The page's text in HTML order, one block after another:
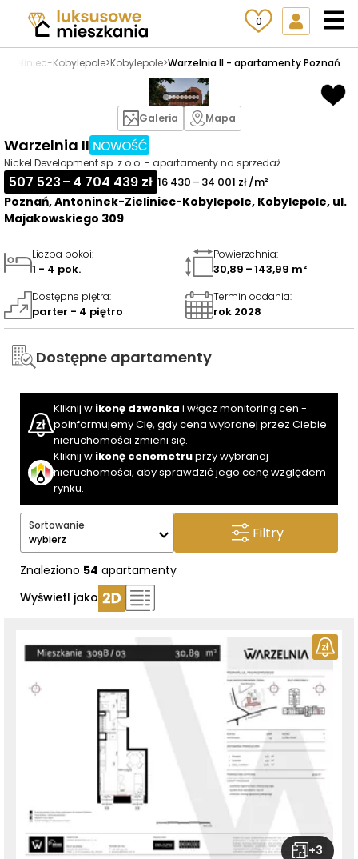
0
Zieliniec-Kobylepole>Kobylepole>Warzelnia II - apartamenty Poznań
Warzelnia II
Nickel Development sp. z o.o. - apartamenty na sprzedaż
507 523 – 4 704 439 zł 16 430 – 34 001 zł /m²
Poznań, Antoninek-Zieliniec-Kobylepole, Kobylepole, ul.
Majakowskiego 309
Galeria Mapa
Liczba pokoi:
1 - 4 pok.
Powierzchnia:
30,89 – 143,99 m²
Dostępne piętra:
parter - 4 piętro
Termin oddania:
rok 2028
Dostępne apartamenty
Kliknij w ikonę dzwonka i włącz monitoring cen -
poinformujemy Cię, gdy cena wybranej przez Ciebie
nieruchomości zmieni się.
Kliknij w ikonę cenometruprzy wybranej
nieruchomości, aby sprawdzić jego cenę względem
rynku.
Filtry
Sortowanie
wybierz
Znaleziono 54 apartamenty
Wyświetl jako
+3